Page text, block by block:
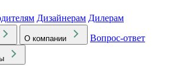
Дизайнерам Дилерам
О компании
Вопрос-ответ